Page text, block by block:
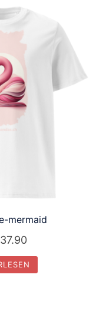
mermaid
37.90